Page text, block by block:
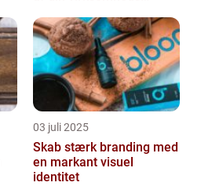
03 juli 2025
Skab stærk branding med
en markant visuel
identitet